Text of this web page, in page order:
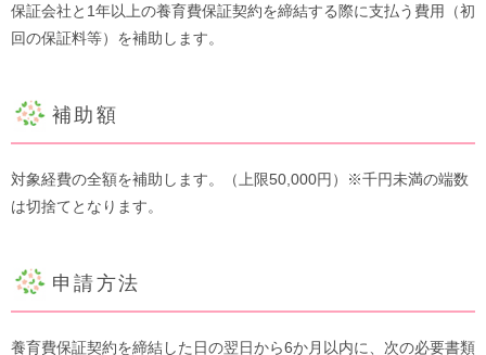
保証会社と1年以上の養育費保証契約を締結する際に支払う費用（初
回の保証料等）を補助します。​
補助額
対象経費の全額を補助します。（上限50,000円）※千円未満の端数
は切捨てとなります。
申請方法​
養育費保証契約を締結した日の翌日から6か月以内に、次の必要書類